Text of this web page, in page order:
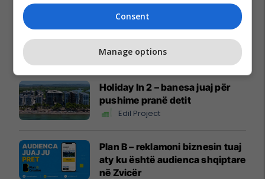
Holiday In 2 – banesa juaj për
pushime pranë detit
Edil Project
Plan B – reklamoni biznesin tuaj
aty ku është audienca shqiptare
në Zvicër
Consent
Manage options